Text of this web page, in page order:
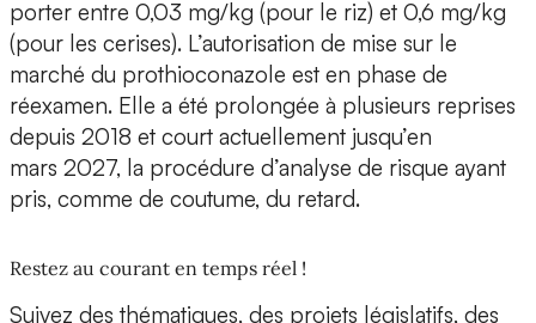
porter entre 0,03 mg/kg (pour le riz) et 0,6 mg/kg
(pour les cerises). L’autorisation de mise sur le
marché du prothioconazole est en phase de
réexamen. Elle a été prolongée à plusieurs reprises
depuis 2018 et court actuellement jusqu’en
mars 2027, la procédure d’analyse de risque ayant
pris, comme de coutume, du retard.
Restez au courant en temps réel !
Suivez des thématiques, des projets législatifs, des